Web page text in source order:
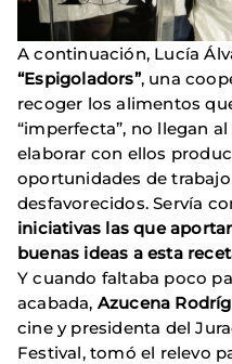
A continuación, Lucía
“Espigoladors”, una
recoger los alimentos
“imperfecta”, no llegan
elaborar con ellos
oportunidades de
desfavorecidos. Servía
iniciativas las que
buenas ideas a esta
Y cuando faltaba poco
acabada, Azucena
cine y presidenta del
Festival, tomó el relevo